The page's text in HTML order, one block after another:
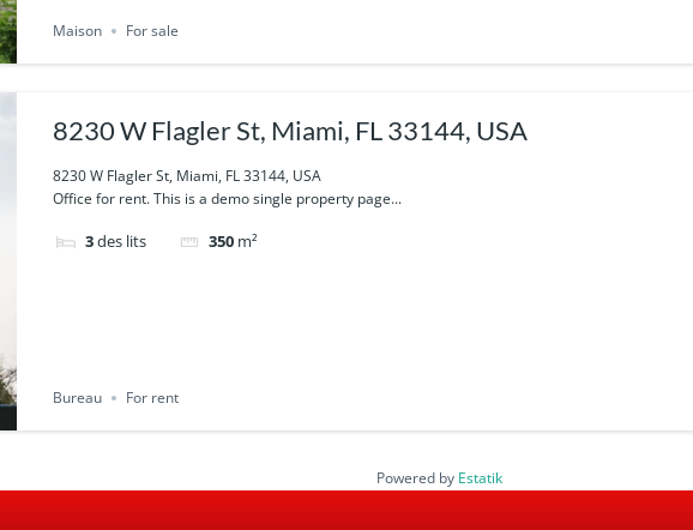
Maison For sale
8230 W Flagler St, Miami, FL 33144, USA
8230 W Flagler St, Miami, FL 33144, USA
Office for rent. This is a demo single property page...
3des lits 350 m²
Bureau For rent
Powered by Estatik